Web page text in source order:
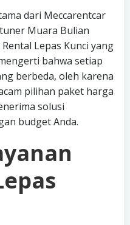
dari Meccarentcar
Muara Bulian
Lepas Kunci yang
bahwa setiap
berbeda, oleh karena
pilihan paket harga
solusi
budget Anda.